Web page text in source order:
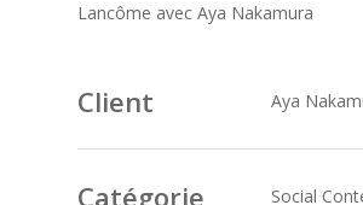
Lancôme avec Aya Nakamura
Client Aya
Catégorie Social